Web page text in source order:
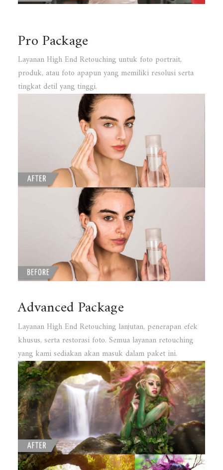
Pro Package
Layanan High End Retouching untuk foto portrait,
produk, atau foto apapun yang memiliki resolusi serta
tingkat detil yang tinggi.
Advanced Package
Layanan High End Retouching lanjutan, penerapan efek
khusus, serta restorasi foto. Semua layanan retouching
yang kami sediakan akan masuk dalam paket ini.